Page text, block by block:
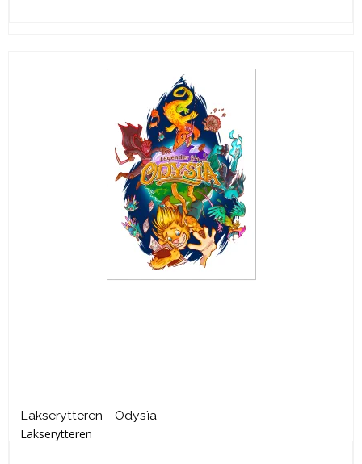
Lakserytteren - Odysïa
Lakserytteren